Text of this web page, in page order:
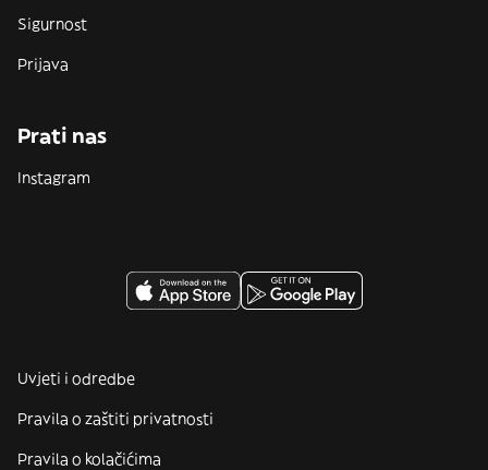
Sigurnost
Prijava
Prati nas
Instagram
Uvjeti i odredbe
Pravila o zaštiti privatnosti
Pravila o kolačićima